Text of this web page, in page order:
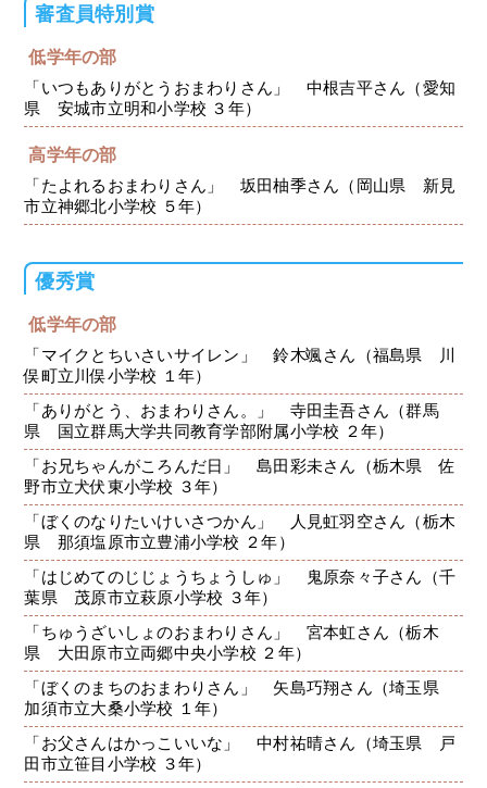
審査員特別賞
低学年の部
「いつもありがとうおまわりさん」 中根吉平さん（愛知
県 安城市立明和小学校 ３年）
高学年の部
「たよれるおまわりさん」 坂田柚季さん（岡山県 新見
市立神郷北小学校 ５年）
優秀賞
低学年の部
「マイクとちいさいサイレン」 鈴木颯さん（福島県 川
俣町立川俣小学校 １年）
「ありがとう、おまわりさん。」 寺田圭吾さん（群馬
県 国立群馬大学共同教育学部附属小学校 ２年）
「お兄ちゃんがころんだ日」 島田彩未さん（栃木県 佐
野市立犬伏東小学校 ３年）
「ぼくのなりたいけいさつかん」 人見虹羽空さん（栃木
県 那須塩原市立豊浦小学校 ２年）
「はじめてのじじょうちょうしゅ」 鬼原奈々子さん（千
葉県 茂原市立萩原小学校 ３年）
「ちゅうざいしょのおまわりさん」 宮本虹さん（栃木
県 大田原市立両郷中央小学校 ２年）
「ぼくのまちのおまわりさん」 矢島巧翔さん（埼玉県
加須市立大桑小学校 １年）
「お父さんはかっこいいな」 中村祐晴さん（埼玉県 戸
田市立笹目小学校 ３年）